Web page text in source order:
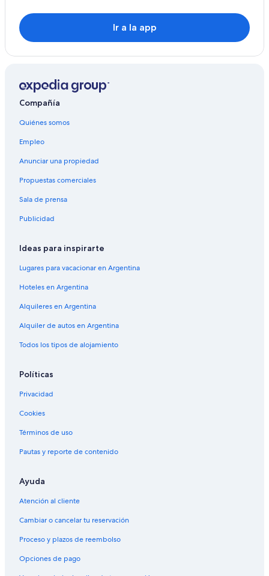
Ir a la app
Compañía
Quiénes somos
Empleo
Anunciar una propiedad
Propuestas comerciales
Sala de prensa
Publicidad
Ideas para inspirarte
Lugares para vacacionar en Argentina
Hoteles en Argentina
Alquileres en Argentina
Alquiler de autos en Argentina
Todos los tipos de alojamiento
Políticas
Privacidad
Cookies
Términos de uso
Pautas y reporte de contenido
Ayuda
Atención al cliente
Cambiar o cancelar tu reservación
Proceso y plazos de reembolso
Opciones de pago